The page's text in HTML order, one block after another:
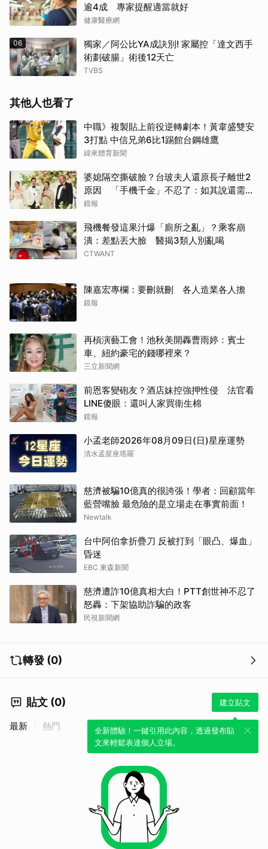
逾4成 專家提醒適當就好
健康醫療網
06
獨家／阿公比YA成訣別! 家屬控「達文西手
術劃破腸」術後12天亡
TVBS
其他人也看了
中職》複製貼上前役逆轉劇本！黃韋盛雙安
3打點 中信兄弟6比1踢館台鋼雄鷹
緯來體育新聞
婆媳隔空撕破臉？台玻夫人還原長子離世2
原因 「手機千金」不忍了：如其說還需要
離開嗎？
鏡報
飛機餐發這果汁爆「廁所之亂」？乘客崩
潰：差點丟大臉 醫揭3類人別亂喝
CTWANT
陳嘉宏專欄：要刪就刪 各人造業各人擔
鏡報
再槓演藝工會！池秋美開轟曹雨婷：賓士
車、紐約豪宅的錢哪裡來？
三立新聞網
前恩客變砲友？酒店妹控強押性侵 法官看
LINE傻眼：還叫人家買衛生棉
鏡報
小孟老師2026年08月09日(日)星座運勢
清水孟星座塔羅
慈濟被騙10億真的很誇張！學者：回顧當年
藍營嘴臉 最危險的是立場走在事實前面！
Newtalk
台中阿伯拿折疊刀 反被打到「眼凸、爆血」
昏迷
EBC 東森新聞
慈濟遭詐10億真相大白！PTT創世神不忍了
怒轟：下架協助詐騙的政客
民視新聞網
轉發 (0)
貼文 (0) 建立貼文
全新體驗！一鍵引用此內容，透過發布貼
文來輕鬆表達個人立場。
最新 熱門
取消